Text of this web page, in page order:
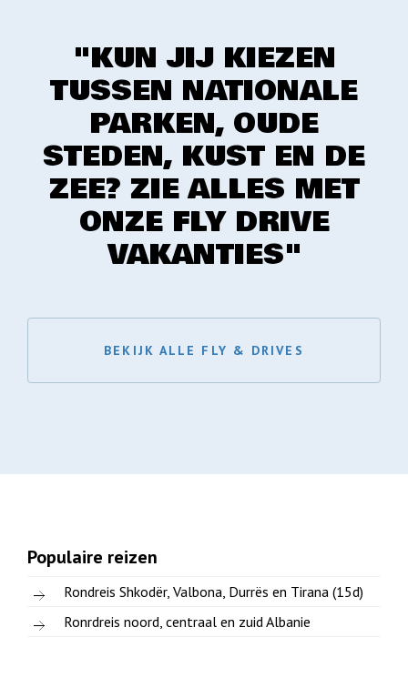
"KUN JIJ KIEZEN
TUSSEN NATIONALE
PARKEN, OUDE
STEDEN, KUST EN DE
ZEE? ZIE ALLES MET
ONZE FLY DRIVE
VAKANTIES"
BEKIJK ALLE FLY & DRIVES
Populaire reizen
Rondreis Shkodër, Valbona, Durrës en Tirana (15d)
Ronrdreis noord, centraal en zuid Albanie